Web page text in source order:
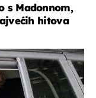
s Madonnom,
hitova